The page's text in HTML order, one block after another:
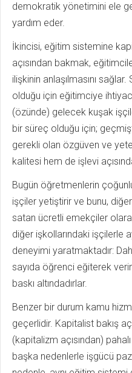
demokratik yönetimini ele
yardım eder.
İkincisi, eğitim sistemine
açısından bakmak,
ilişkinin anlaşılmasını
olduğu için eğitimciye
(özünde) gelecek kuşak
bir süreç olduğu için;
gerekli olan özgüven ve
kalitesi hem de işlevi
Bugün öğretmenlerin
işçiler yetiştirir ve bunu,
satan ücretli emekçiler
diğer işkollarındaki işçilerle
deneyimi yaratmaktadır:
sayıda öğrenci eğiterek
baskı altındadırlar.
Benzer bir durum kamu
geçerlidir. Kapitalist bakış
(kapitalizm açısından)
başka nedenlerle işgücü